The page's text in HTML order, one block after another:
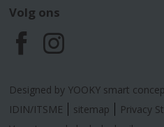
Volg ons
F
a
c
I
n
s
Designed by YOOKY smart
IDIN/ITSME
sitemap Privacy